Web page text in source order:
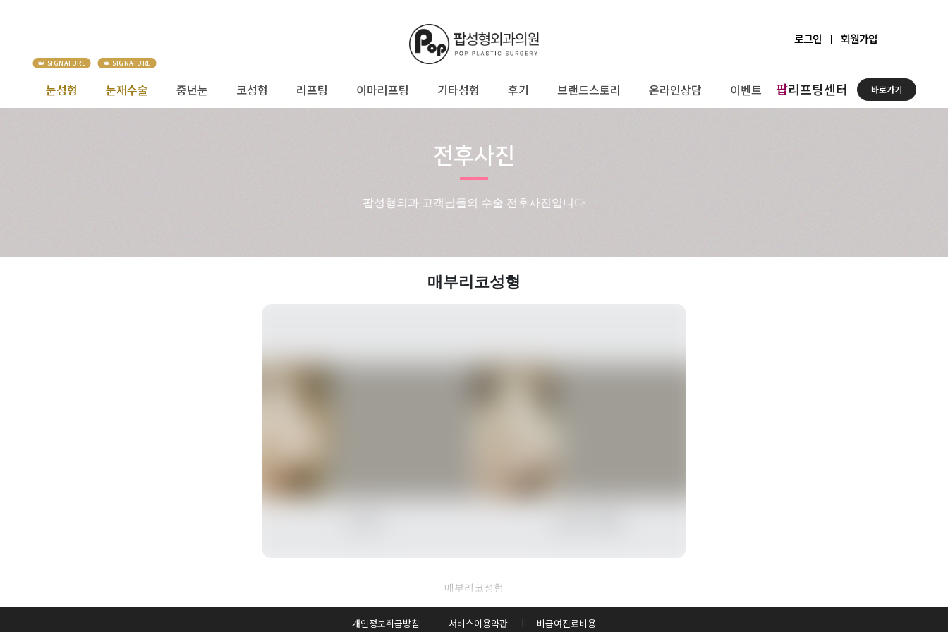
로그인 회원가입
눈성형 눈재수술 중년눈 코성형 리프팅 이마리프팅 기타성형 후기 브랜드스토리 온라인상담 이벤트 팝리프팅센터 바로가기
전후사진
팝성형외과 고객님들의 수술 전후사진입니다
매부리코성형
로그인 후 확인하실 수 있습니다.
매부리코성형
개인정보취급방침 서비스이용약관 비급여진료비용